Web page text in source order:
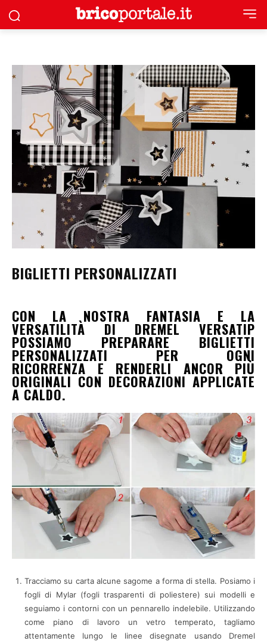
BIGLIETTI PERSONALIZZATI
CON LA NOSTRA FANTASIA E LA
VERSATILITÀ DI DREMEL VERSATIP
POSSIAMO PREPARARE BIGLIETTI
PERSONALIZZATI PER OGNI
RICORRENZA E RENDERLI ANCOR PIÙ
ORIGINALI CON DECORAZIONI APPLICATE
A CALDO.
Tracciamo su carta alcune sagome a forma di stella. Posiamo i
fogli di Mylar (fogli trasparenti di poliestere) sui modelli e
seguiamo i contorni con un pennarello indelebile. Utilizzando
come piano di lavoro un vetro temperato, tagliamo
attentamente lungo le linee disegnate usando Dremel